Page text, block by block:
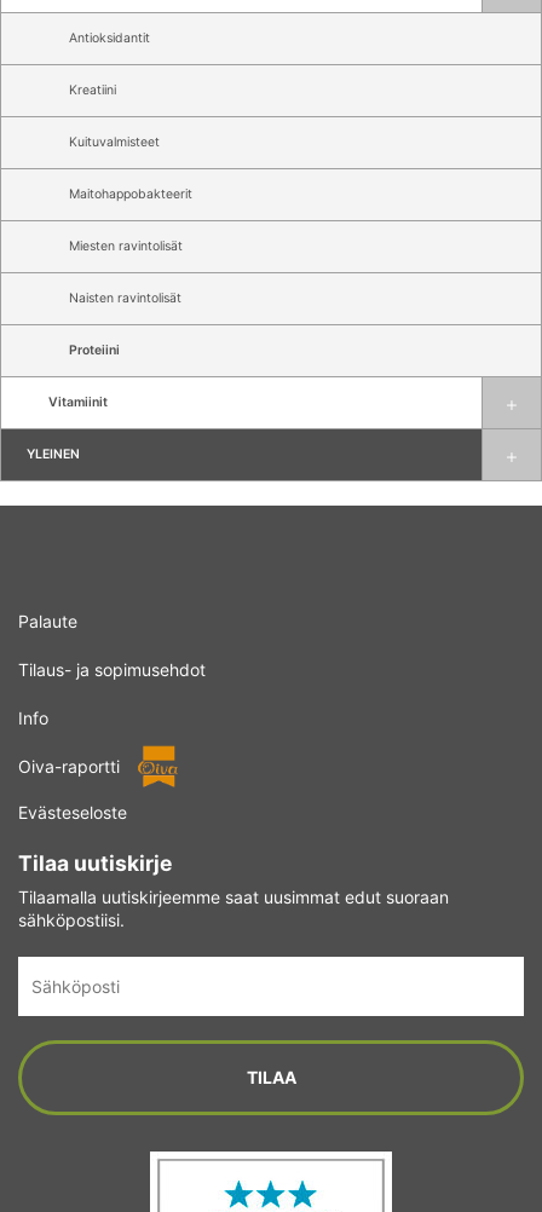
Antioksidantit
Kreatiini
Kuituvalmisteet
Maitohappobakteerit
Miesten ravintolisät
Naisten ravintolisät
Proteiini
Vitamiinit
YLEINEN
Palaute
Tilaus- ja sopimusehdot
Info
Oiva-raportti
Evästeseloste
Tilaa uutiskirje
Tilaamalla uutiskirjeemme saat uusimmat edut suoraan
sähköpostiisi.